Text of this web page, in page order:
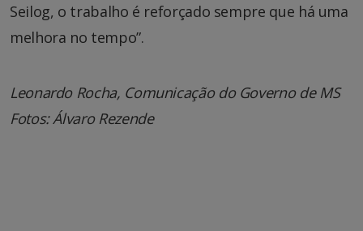
Seilog, o trabalho é reforçado sempre que há uma
melhora no tempo”.
Leonardo Rocha, Comunicação do Governo de MS
Fotos: Álvaro Rezende